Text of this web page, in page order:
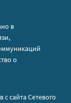
в
о
сайта Сетевого